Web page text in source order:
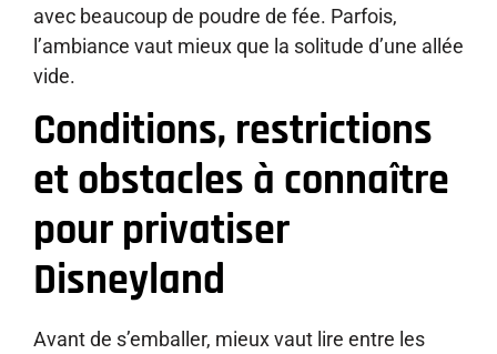
avec beaucoup de poudre de fée. Parfois,
l’ambiance vaut mieux que la solitude d’une allée
vide.
Conditions, restrictions
et obstacles à connaître
pour privatiser
Disneyland
Avant de s’emballer, mieux vaut lire entre les